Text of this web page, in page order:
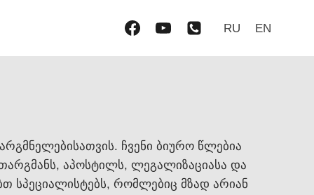
RU EN
ჩვენი ბიურო წლებია
აპოსტილს, ლეგალიზაციასა და
სპეციალისტებს, რომლებიც მზად არიან